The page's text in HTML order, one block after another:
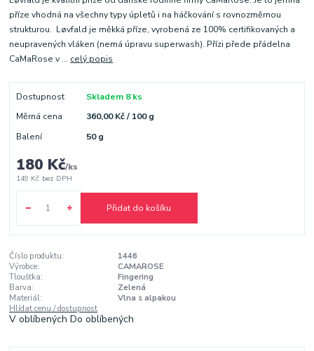
příze vhodná na všechny typy úpletů i na háčkování s rovnozměrnou
strukturou. Løvfald je měkká příze, vyrobená ze 100% certifikovaných a
neupravených vláken (nemá úpravu superwash). Přízi přede přádelna
CaMaRose v ... celý popis
Dostupnost
Skladem 8 ks
Měrná cena
360,00 Kč / 100 g
Balení
50 g
180 Kč/ks
149 Kč bez DPH
Přidat do košíku
Číslo produktu:
1446
Výrobce:
CAMAROSE
Tloušťka:
Fingering
Barva:
Zelená
Materiál:
Vlna s alpakou
Hlídat cenu / dostupnost
V oblíbenýchDo oblíbených